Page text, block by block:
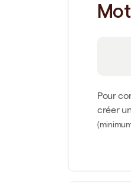
Pour
créer